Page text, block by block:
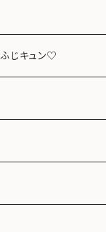
じキュン♡